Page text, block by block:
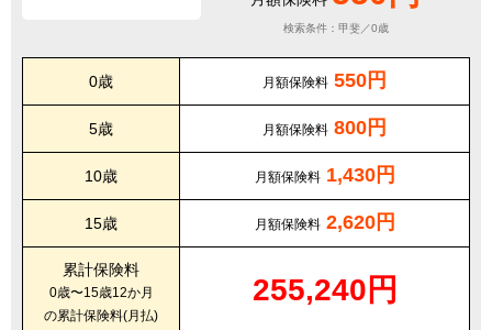
検索条件：甲斐／0歳
0歳 月額保険料 550円
5歳 月額保険料 800円
10歳 月額保険料 1,430円
15歳 月額保険料 2,620円
累計保険料
0歳〜15歳12か月
の累計保険料(月払)
255,240円